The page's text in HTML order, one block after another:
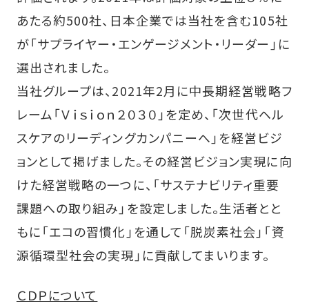
あたる約500社、日本企業では当社を含む105社
が「サプライヤー・エンゲージメント・リーダー」に
選出されました。
当社グループは、2021年2月に中長期経営戦略フ
レーム「Ｖｉｓｉｏｎ２０３０」を定め、「次世代ヘル
スケアのリーディングカンパニーへ」を経営ビジ
ョンとして掲げました。その経営ビジョン実現に向
けた経営戦略の一つに、「サステナビリティ重要
課題への取り組み」を設定しました。生活者とと
もに「エコの習慣化」を通して「脱炭素社会」「資
源循環型社会の実現」に貢献してまいります。
ＣＤＰについて